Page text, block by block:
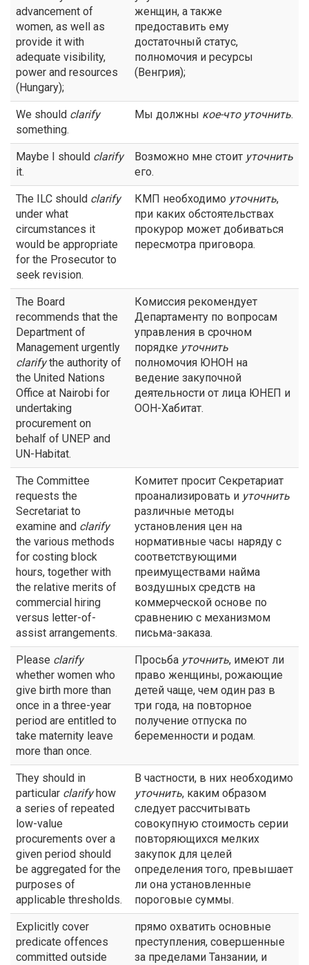
advancement of
women, as well as
provide it with
adequate visibility,
power and resources
(Hungary);
женщин, а также
предоставить ему
достаточный статус,
полномочия и ресурсы
(Венгрия);
We should clarify
something.
Мы должны кое-что уточнить.
Maybe I should clarify
it.
Возможно мне стоит уточнить
его.
The ILC should clarify
under what
circumstances it
would be appropriate
for the Prosecutor to
seek revision.
КМП необходимо уточнить,
при каких обстоятельствах
прокурор может добиваться
пересмотра приговора.
The Board
recommends that the
Department of
Management urgently
clarifythe authority of
the United Nations
Office at Nairobi for
undertaking
procurement on
behalf of UNEP and
UN-Habitat.
Комиссия рекомендует
Департаменту по вопросам
управления в срочном
порядке уточнить
полномочия ЮНОН на
ведение закупочной
деятельности от лица ЮНЕП и
ООН-Хабитат.
The Committee
requests the
Secretariat to
examine and clarify
the various methods
for costing block
hours, together with
the relative merits of
commercial hiring
versus letter-of-
assist arrangements.
Комитет просит Секретариат
проанализировать и уточнить
различные методы
установления цен на
нормативные часы наряду с
соответствующими
преимуществами найма
воздушных средств на
коммерческой основе по
сравнению с механизмом
письма-заказа.
Please clarify
whether women who
give birth more than
once in a three-year
period are entitled to
take maternity leave
more than once.
Просьба уточнить, имеют ли
право женщины, рожающие
детей чаще, чем один раз в
три года, на повторное
получение отпуска по
беременности и родам.
They should in
particular clarifyhow
a series of repeated
low-value
procurements over a
given period should
be aggregated for the
purposes of
applicable thresholds.
В частности, в них необходимо
уточнить, каким образом
следует рассчитывать
совокупную стоимость серии
повторяющихся мелких
закупок для целей
определения того, превышает
ли она установленные
пороговые суммы.
Explicitly cover
predicate offences
committed outside
прямо охватить основные
преступления, совершенные
за пределами Танзании, и